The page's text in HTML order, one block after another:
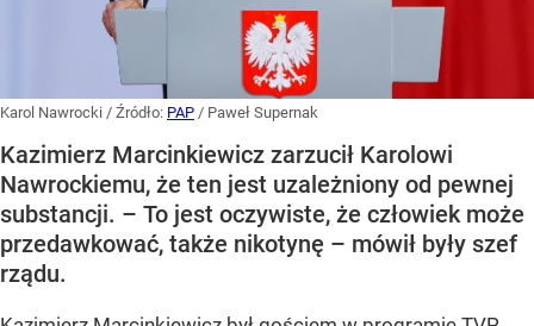
Karol Nawrocki / Źródło: PAP / Paweł Supernak
Kazimierz Marcinkiewicz zarzucił Karolowi
Nawrockiemu, że ten jest uzależniony od pewnej
substancji. – To jest oczywiste, że człowiek może
przedawkować, także nikotynę – mówił były szef
rządu.